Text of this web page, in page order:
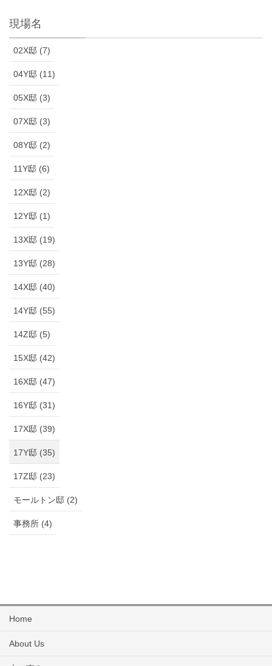
現場名
02X邸 (7)
04Y邸 (11)
05X邸 (3)
07X邸 (3)
08Y邸 (2)
11Y邸 (6)
12X邸 (2)
12Y邸 (1)
13X邸 (19)
13Y邸 (28)
14X邸 (40)
14Y邸 (55)
14Z邸 (5)
15X邸 (42)
16X邸 (47)
16Y邸 (31)
17X邸 (39)
17Y邸 (35)
17Z邸 (23)
モールトン邸 (2)
事務所 (4)
Home
About Us